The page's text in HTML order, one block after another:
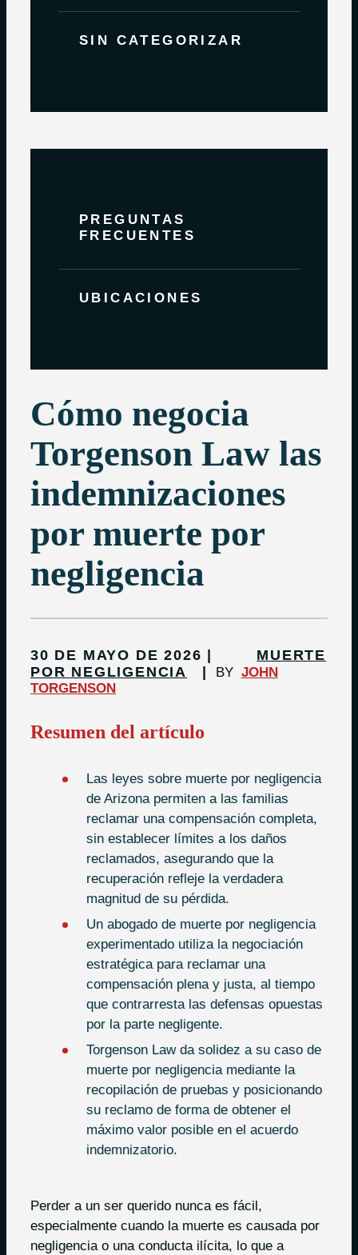
SIN CATEGORIZAR
PREGUNTAS
FRECUENTES
UBICACIONES
Cómo negocia
Torgenson Law las
indemnizaciones
por muerte por
negligencia
30 DE MAYO DE 2026
MUERTE
POR NEGLIGENCIA
BY JOHN
TORGENSON
Resumen del artículo
Las leyes sobre muerte por negligencia
de Arizona permiten a las familias
reclamar una compensación completa,
sin establecer límites a los daños
reclamados, asegurando que la
recuperación refleje la verdadera
magnitud de su pérdida.
Un abogado de muerte por negligencia
experimentado utiliza la negociación
estratégica para reclamar una
compensación plena y justa, al tiempo
que contrarresta las defensas opuestas
por la parte negligente.
Torgenson Law da solidez a su caso de
muerte por negligencia mediante la
recopilación de pruebas y posicionando
su reclamo de forma de obtener el
máximo valor posible en el acuerdo
indemnizatorio.
Perder a un ser querido nunca es fácil,
especialmente cuando la muerte es causada por
negligencia o una conducta ilícita, lo que a